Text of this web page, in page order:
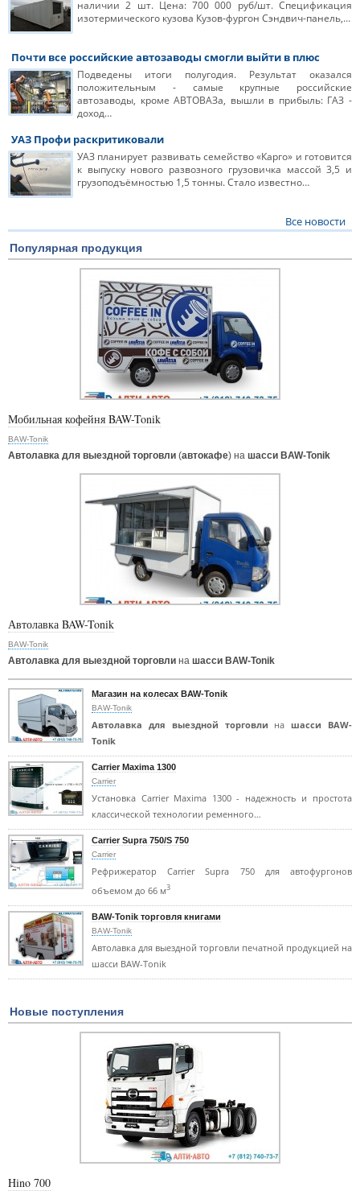
наличии 2 шт. Цена: 700 000 руб/шт. Спецификация
изотермического кузова Кузов-фургон Сэндвич-панель,…
Почти все российские автозаводы смогли выйти в плюс
Подведены итоги полугодия. Результат оказался
положительным - самые крупные российские
автозаводы, кроме АВТОВАЗа, вышли в прибыль: ГАЗ -
доход…
УАЗ Профи раскритиковали
УАЗ планирует развивать семейство «Карго» и готовится
к выпуску нового развозного грузовичка массой 3,5 и
грузоподъёмностью 1,5 тонны. Стало известно…
Все новости
Популярная продукция
Мобильная кофейня BAW-Tonik
BAW-Tonik
Автолавка для выездной торговли (автокафе) на шасси BAW-Tonik
Автолавка BAW-Tonik
BAW-Tonik
Автолавка для выездной торговли на шасси BAW-Tonik
Магазин на колесах BAW-Tonik
BAW-Tonik
Автолавка для выездной торговли на шасси BAW-
Tonik
Carrier Maxima 1300
Carrier
Установка Carrier Maxima 1300 - надежность и простота
классической технологии ременного…
Carrier Supra 750/S 750
Carrier
Рефрижератор Carrier Supra 750 для автофургонов
объемом до 66 м3
BAW-Tonik торговля книгами
BAW-Tonik
Автолавка для выездной торговли печатной продукцией на
шасси BAW-Tonik
Новые поступления
Hino 700